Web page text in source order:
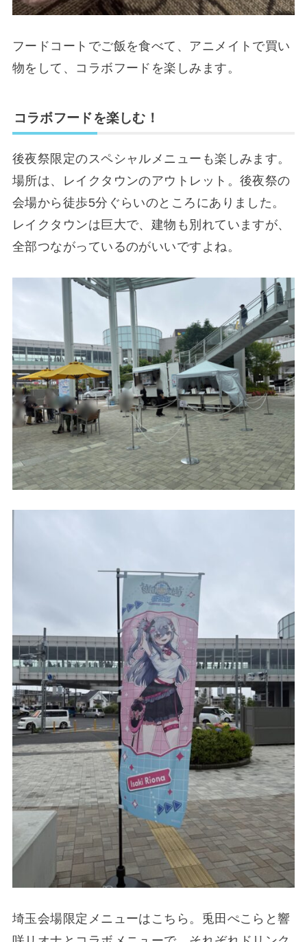
フードコートでご飯を食べて、アニメイトで買い
物をして、コラボフードを楽しみます。
コラボフードを楽しむ！
後夜祭限定のスペシャルメニューも楽しみます。
場所は、レイクタウンのアウトレット。後夜祭の
会場から徒歩5分ぐらいのところにありました。
レイクタウンは巨大で、建物も別れていますが、
全部つながっているのがいいですよね。
埼玉会場限定メニューはこちら。兎田ぺこらと響